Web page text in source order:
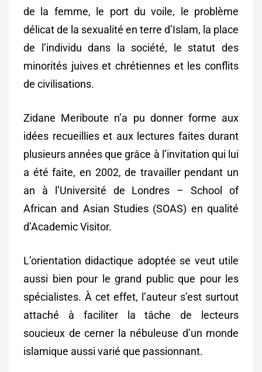
de la femme, le port du voile, le problème
délicat de la sexualité en terre d’Islam, la place
de l’individu dans la société, le statut des
minorités juives et chrétiennes et les conflits
de civilisations.
Zidane Meriboute n’a pu donner forme aux
idées recueillies et aux lectures faites durant
plusieurs années que grâce à l’invitation qui lui
a été faite, en 2002, de travailler pendant un
an à l’Université de Londres – School of
African and Asian Studies (SOAS) en qualité
d’Academic Visitor.
L’orientation didactique adoptée se veut utile
aussi bien pour le grand public que pour les
spécialistes. À cet effet, l’auteur s’est surtout
attaché à faciliter la tâche de lecteurs
soucieux de cerner la nébuleuse d’un monde
islamique aussi varié que passionnant.